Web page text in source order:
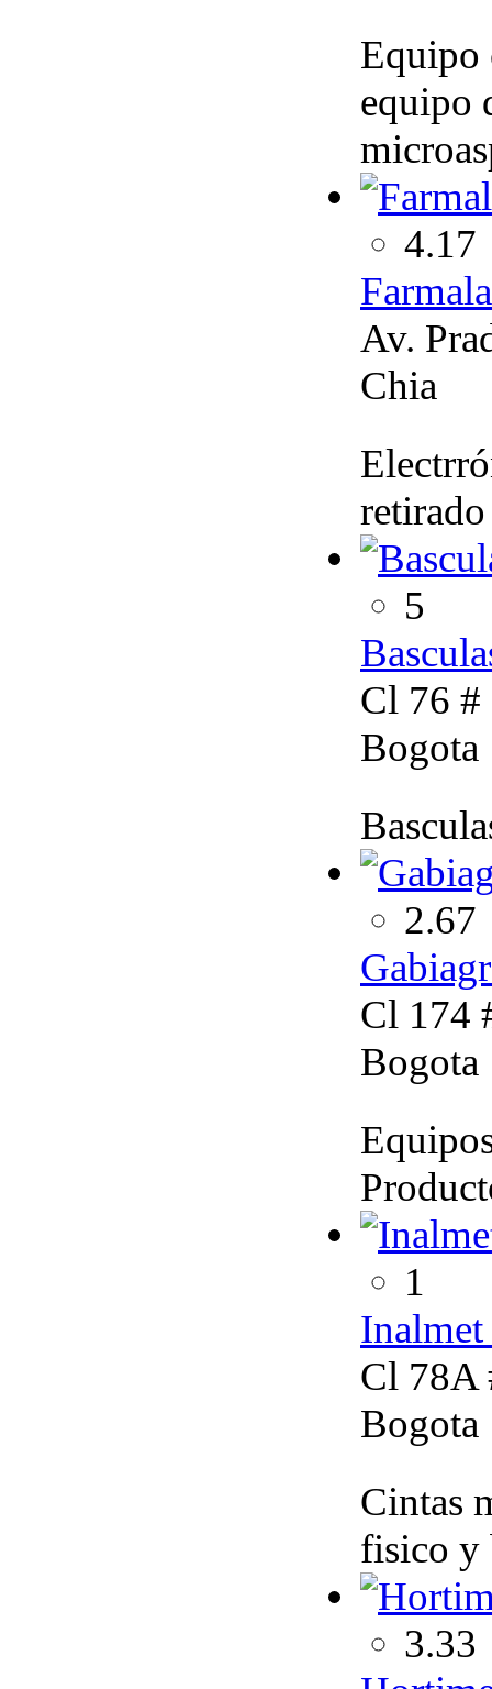
Equipo
equipo
4.17
Av.
Chia
5
Cl 76 #
Bogota
2.67
Cl 174
Bogota
1
Inalmet
Cl 78A
Bogota
Cintas
fisico y
3.33